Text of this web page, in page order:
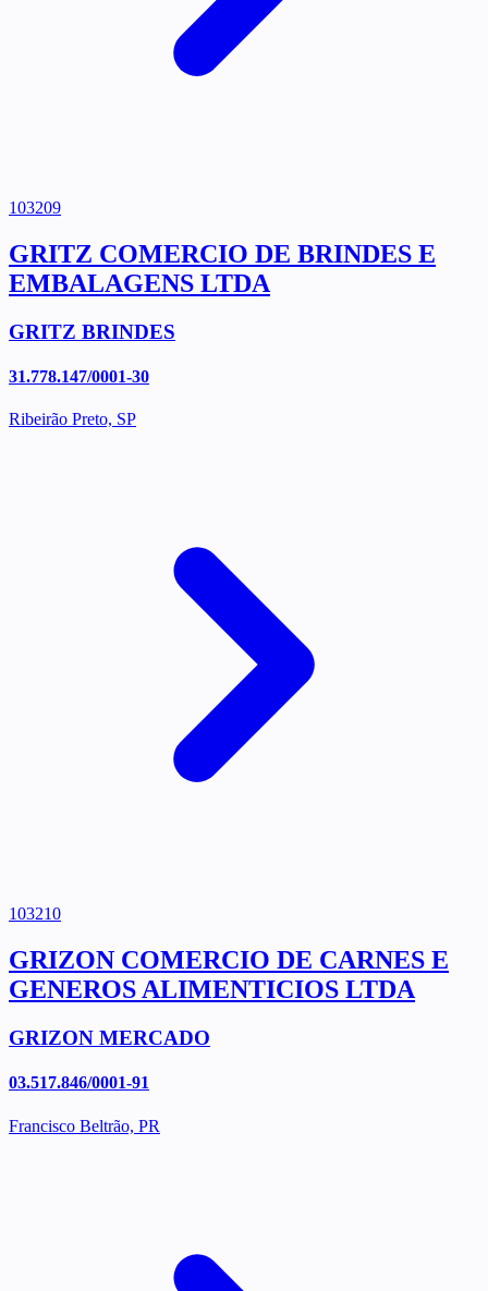
103209
GRITZ COMERCIO DE BRINDES E
EMBALAGENS LTDA
GRITZ BRINDES
31.778.147/0001-30
Ribeirão Preto, SP
103210
GRIZON COMERCIO DE CARNES E
GENEROS ALIMENTICIOS LTDA
GRIZON MERCADO
03.517.846/0001-91
Francisco Beltrão, PR